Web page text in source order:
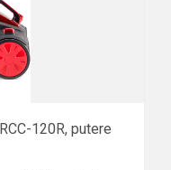
120R, putere